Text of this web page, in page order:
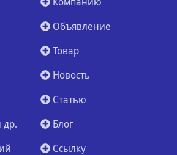
Объявление
Товар
Новость
Статью
Блог
Ссылку